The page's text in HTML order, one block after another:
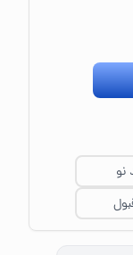
نو